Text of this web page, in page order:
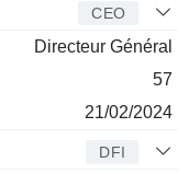
CEO
Directeur Général
57
21/02/2024
DFI